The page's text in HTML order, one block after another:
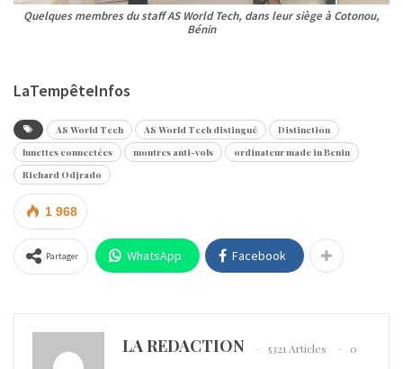
Quelques membres du staff AS World Tech, dans leur siège à Cotonou,
Bénin
LaTempêteInfos
AS World Tech AS World Tech distingué
Distinction
lunettes connectées
montres anti-vols
ordinateur made in Benin
Richard Odjrado
1 968
Partager WhatsApp Facebook
LA REDACTION 5321 Articles
0